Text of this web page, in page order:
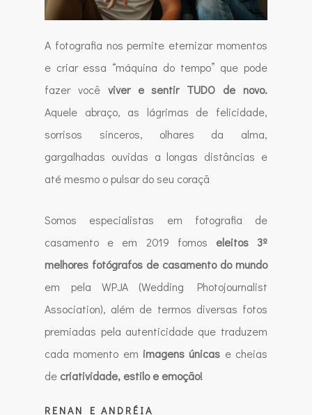
A fotografia nos permite eternizar momentos
e criar essa “máquina do tempo” que pode
fazer vocêviver e sentir TUDO de novo.
Aquele abraço, as lágrimas de felicidade,
sorrisos sinceros, olhares da alma,
gargalhadas ouvidas a longas distâncias e
até mesmo o pulsar do seu coraçã
Somos especialistas em fotografia de
casamento e em 2019 fomos eleitos 3º
melhores fotógrafos de casamento do mundo
em pela WPJA (Wedding Photojournalist
Association), além de termos diversas fotos
premiadas pela autenticidade que traduzem
cada momento em imagens únicas e cheias
de criatividade, estilo e emoção!
RENAN E ANDRÉIA